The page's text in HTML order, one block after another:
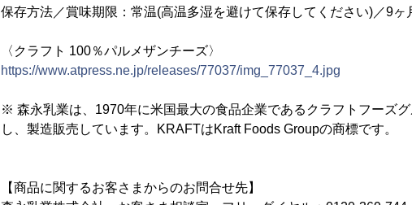
保存方法／賞味期限：常温(高温多湿を避けて保存してください)／9ヶ
〈クラフト 100％パルメザンチーズ〉
https://www.atpress.ne.jp/releases/77037/img_77037_4.jpg
※ 森永乳業は、1970年に米国最大の食品企業であるクラフトフーズ
し、製造販売しています。KRAFTはKraft Foods Groupの商標です。
【商品に関するお客さまからのお問合せ先】